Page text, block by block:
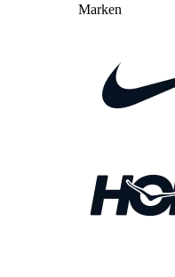
Marken